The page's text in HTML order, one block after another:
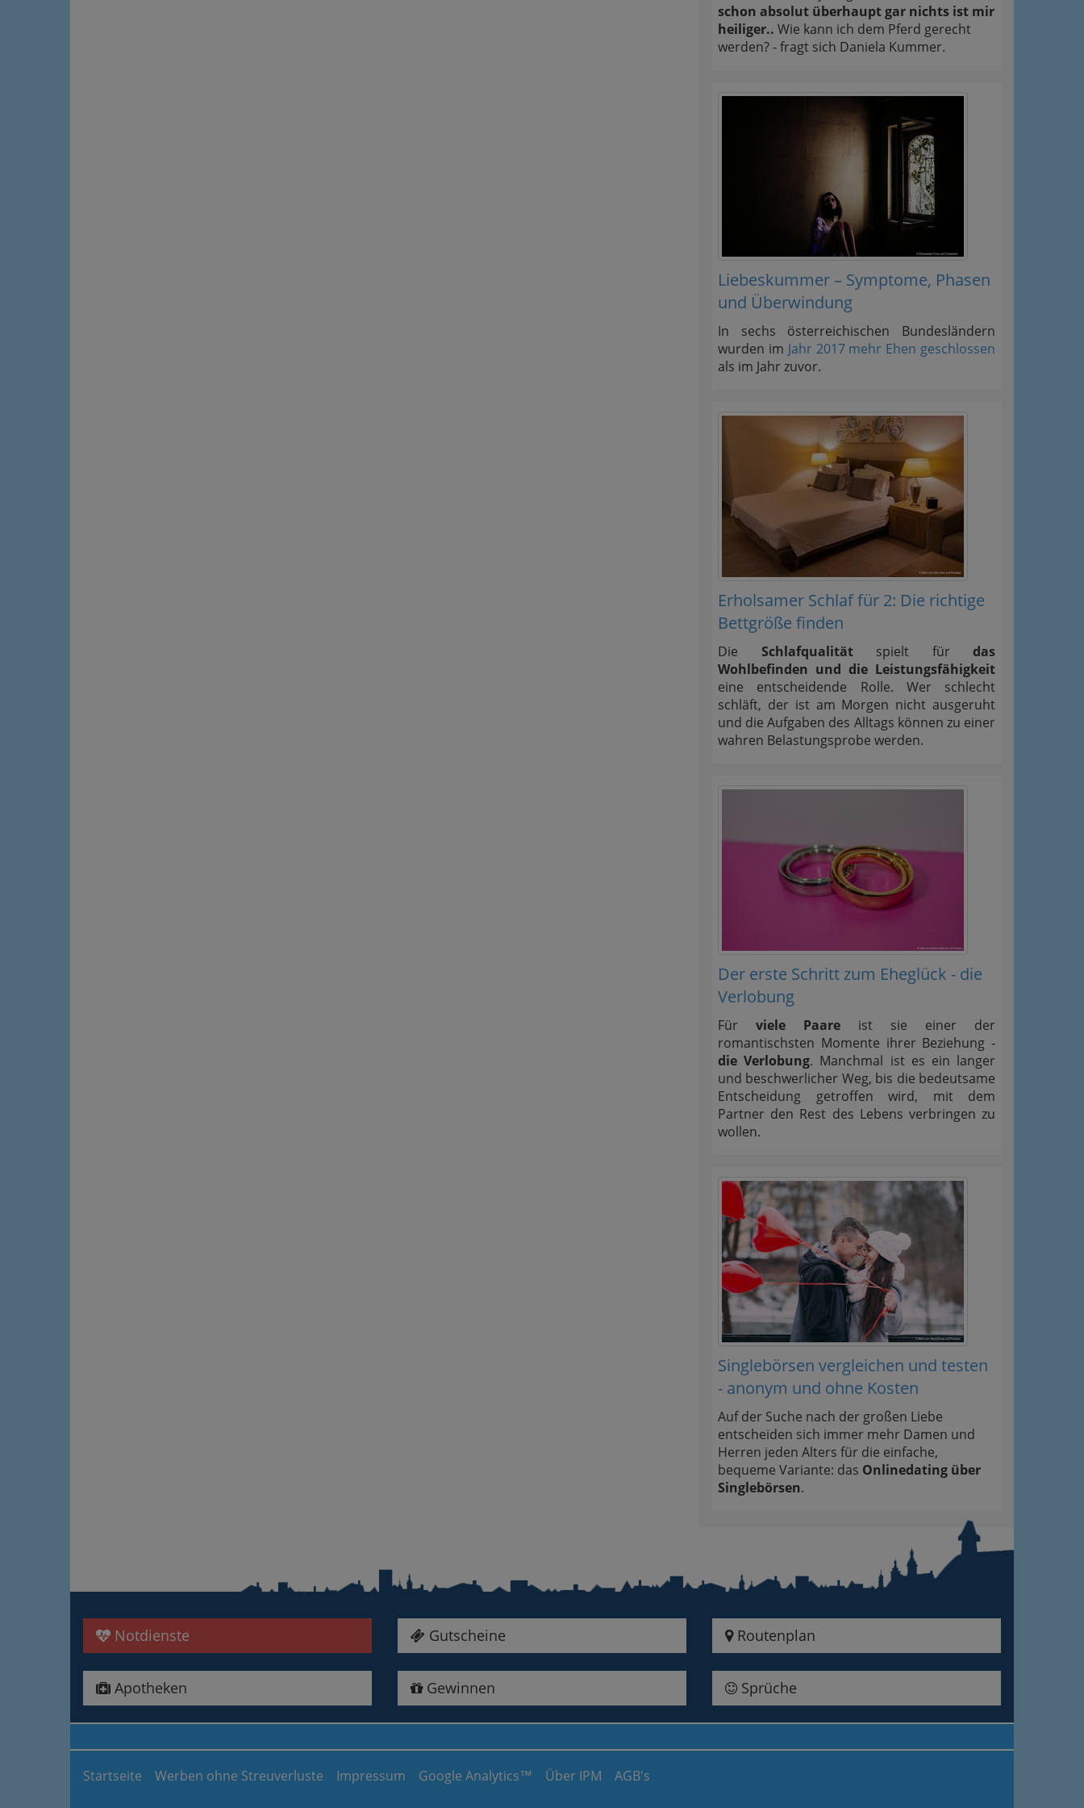
schon absolut überhaupt gar nichts ist mir
heiliger.. Wie kann ich dem Pferd gerecht
werden? - fragt sich Daniela Kummer.
Liebeskummer – Symptome, Phasen
und Überwindung
In sechs österreichischen Bundesländern
wurden im Jahr 2017 mehr Ehen geschlossen
als im Jahr zuvor.
Erholsamer Schlaf für 2: Die richtige
Bettgröße finden
Die Schlafqualitätspielt für das
Wohlbefinden und die Leistungsfähigkeit
eine entscheidende Rolle. Wer schlecht
schläft, der ist am Morgen nicht ausgeruht
und die Aufgaben des Alltags können zu einer
wahren Belastungsprobe werden.
Der erste Schritt zum Eheglück - die
Verlobung
Für viele Paare ist sie einer der
romantischsten Momente ihrer Beziehung -
die Verlobung. Manchmal ist es ein langer
und beschwerlicher Weg, bis die bedeutsame
Entscheidung getroffen wird, mit dem
Partner den Rest des Lebens verbringen zu
wollen.
Singlebörsen vergleichen und testen
- anonym und ohne Kosten
Auf der Suche nach der großen Liebe
entscheiden sich immer mehr Damen und
Herren jeden Alters für die einfache,
bequeme Variante: das Onlinedating über
Singlebörsen.
Notdienste
Apotheken
Gutscheine
Gewinnen
Routenplan
Sprüche
Startseite Werben ohne Streuverluste Impressum Google Analytics™ Über IPM AGB's